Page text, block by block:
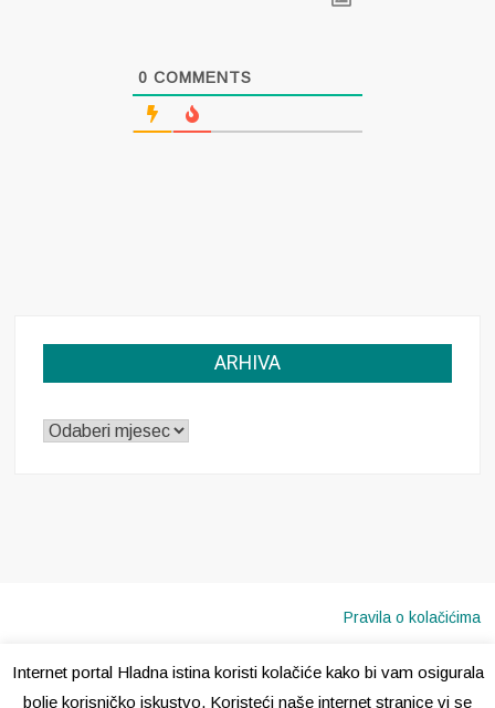
0 COMMENTS
ARHIVA
ARHIVA
Pravila o kolačićima
Internet portal Hladna istina koristi kolačiće kako bi vam osigurala
bolje korisničko iskustvo. Koristeći naše internet stranice vi se
Copyright © 2020 · Sva prava pridržana · Hladna Istina